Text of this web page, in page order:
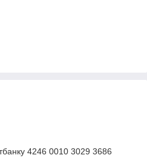
4246 0010 3029 3686